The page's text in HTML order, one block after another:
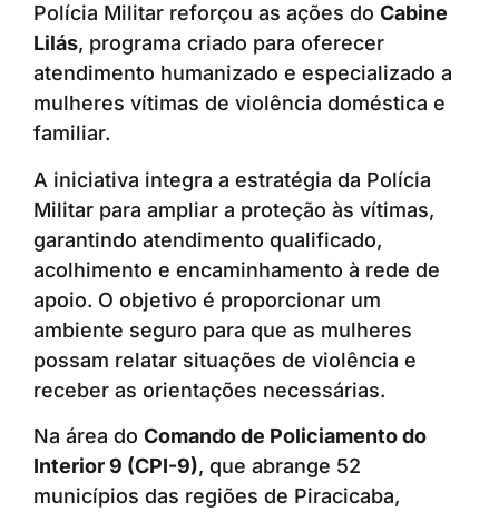
Polícia Militar reforçou as ações do Cabine
Lilás, programa criado para oferecer
atendimento humanizado e especializado a
mulheres vítimas de violência doméstica e
familiar.
A iniciativa integra a estratégia da Polícia
Militar para ampliar a proteção às vítimas,
garantindo atendimento qualificado,
acolhimento e encaminhamento à rede de
apoio. O objetivo é proporcionar um
ambiente seguro para que as mulheres
possam relatar situações de violência e
receber as orientações necessárias.
Na área do Comando de Policiamento do
Interior 9 (CPI-9), que abrange 52
municípios das regiões de Piracicaba,